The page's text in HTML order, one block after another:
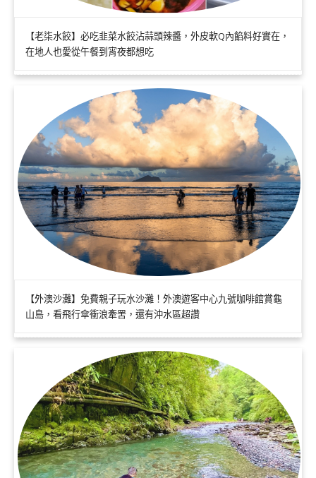
【老柒水餃】必吃韭菜水餃沾蒜頭辣醬，外皮軟Q內餡料好實在，
在地人也愛從午餐到宵夜都想吃
【外澳沙灘】免費親子玩水沙灘！外澳遊客中心九號咖啡館賞龜
山島，看飛行傘衝浪牽罟，還有沖水區超讚